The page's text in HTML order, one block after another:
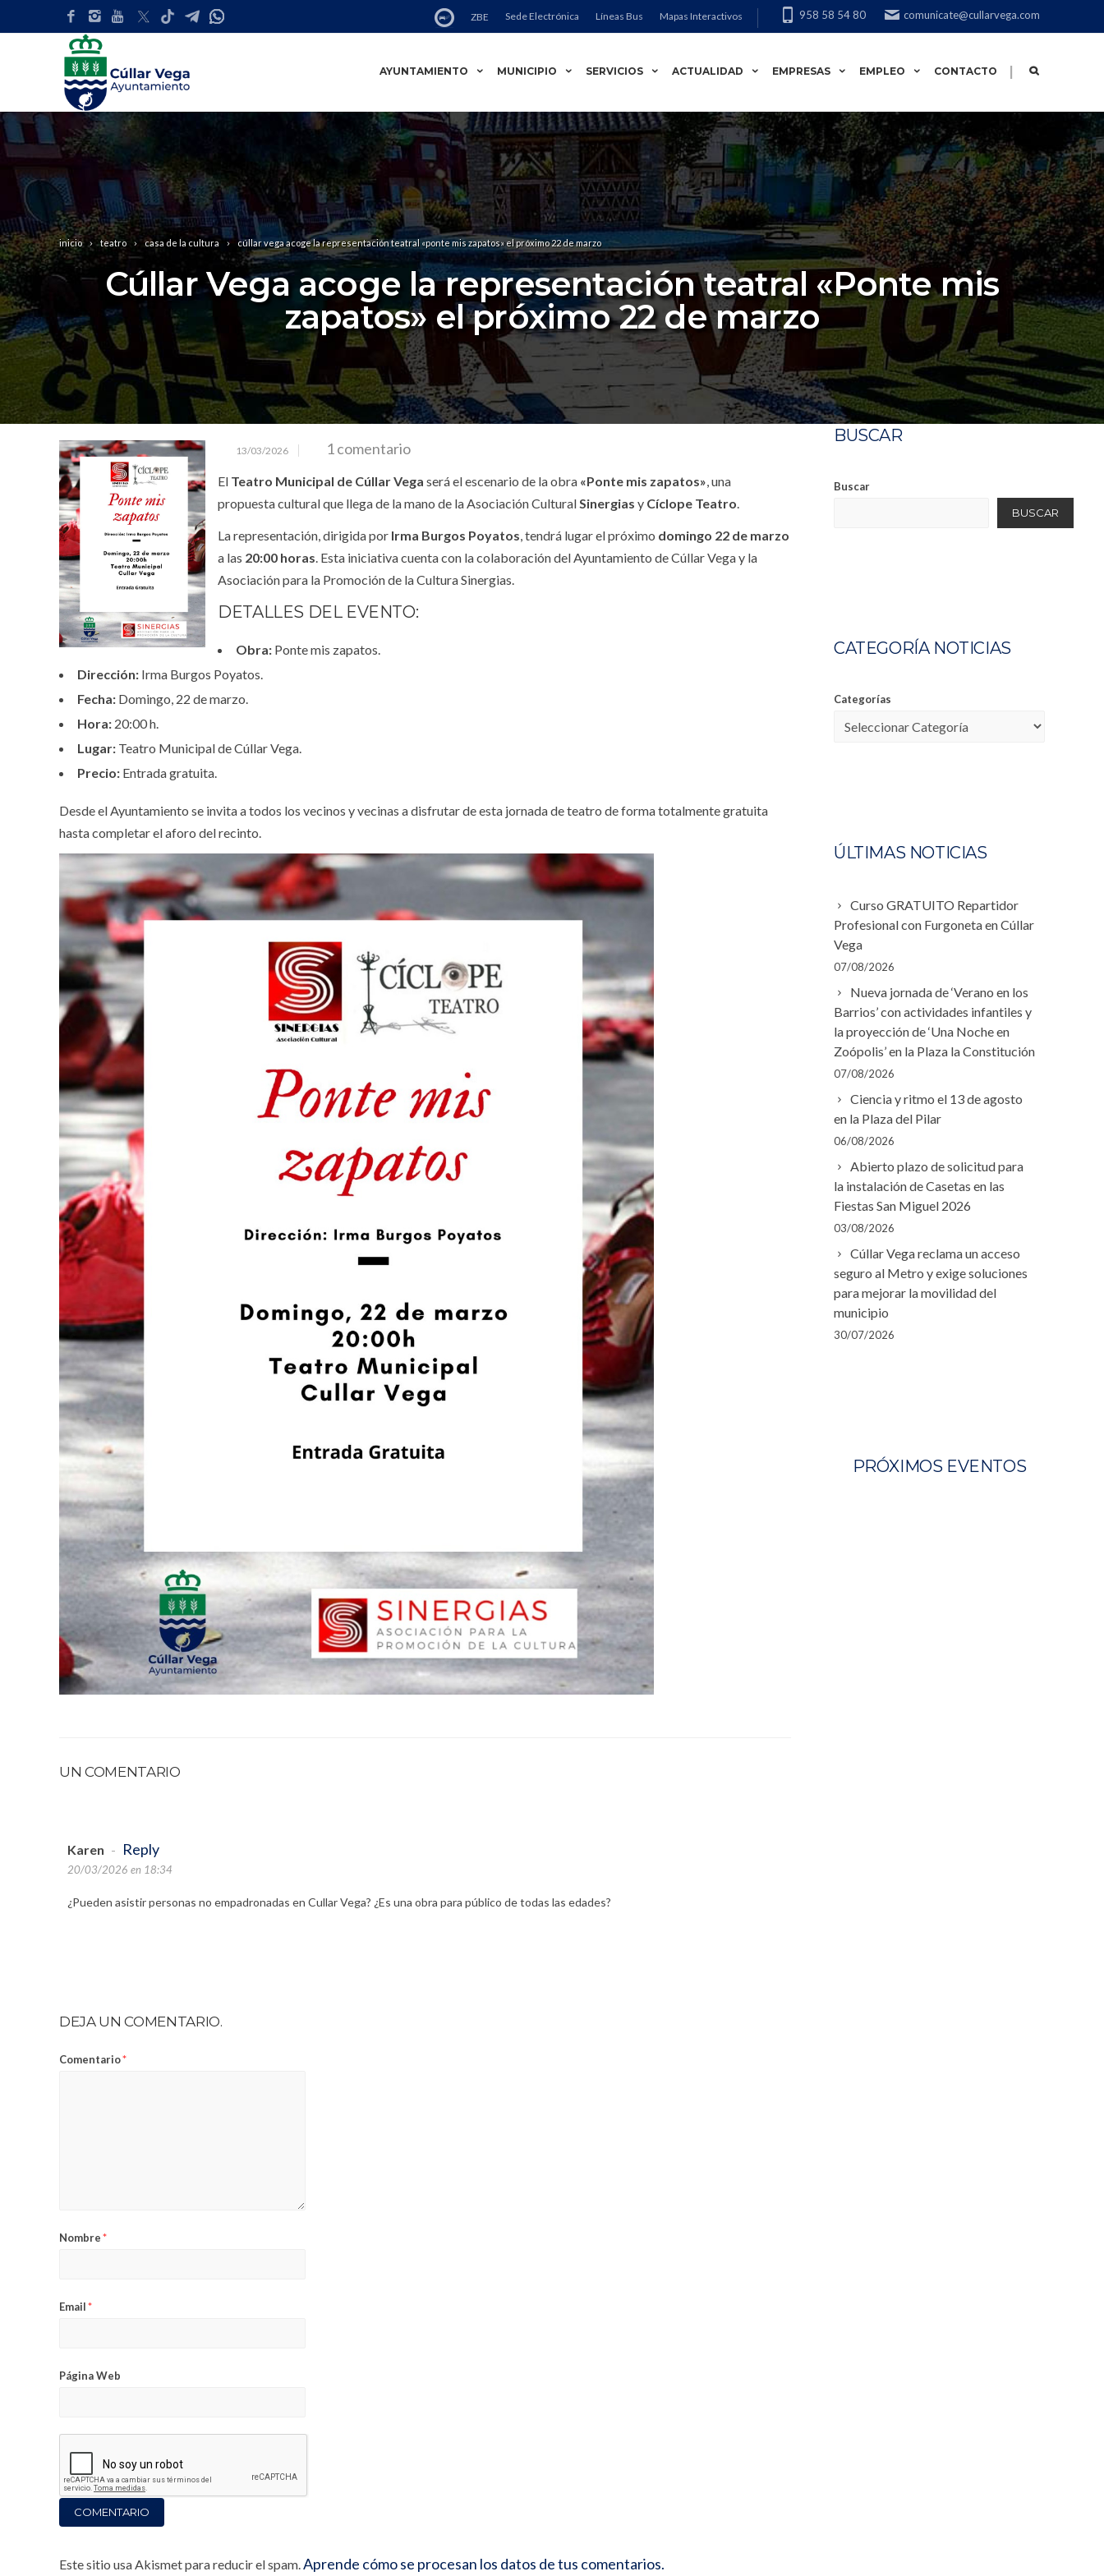
comunicate@cullarvega.com
958 58 54 80
ZBE Sede Electrónica Líneas Bus Mapas Interactivos
AYUNTAMIENTO MUNICIPIO SERVICIOS ACTUALIDAD EMPRESAS EMPLEO CONTACTO |
inicio teatro casa de la cultura cúllar vega acoge la representación teatral «ponte mis zapatos» el próximo 22 de marzo
Cúllar Vega acoge la representación teatral «Ponte mis
zapatos» el próximo 22 de marzo
13/03/2026 1 comentario
El Teatro Municipal de Cúllar Vega será el escenario de la obra «Ponte mis zapatos», una
propuesta cultural que llega de la mano de la Asociación CulturalSinergias y Cíclope Teatro.
La representación, dirigida por Irma Burgos Poyatos, tendrá lugar el próximo domingo 22 de marzo
a las 20:00 horas. Esta iniciativa cuenta con la colaboración del Ayuntamiento de Cúllar Vega y la
Asociación para la Promoción de la Cultura Sinergias.
DETALLES DEL EVENTO:
Obra: Ponte mis zapatos.
Dirección: Irma Burgos Poyatos.
Fecha: Domingo, 22 de marzo.
Hora: 20:00 h.
Lugar: Teatro Municipal de Cúllar Vega.
Precio: Entrada gratuita.
Desde el Ayuntamiento se invita a todos los vecinos y vecinas a disfrutar de esta jornada de teatro de forma totalmente gratuita
hasta completar el aforo del recinto.
UN COMENTARIO
Karen - Reply
20/03/2026 en 18:34
¿Pueden asistir personas no empadronadas en Cullar Vega? ¿Es una obra para público de todas las edades?
DEJA UN COMENTARIO.
Comentario*
Nombre*
Email*
Página Web
Este sitio usa Akismet para reducir el spam.Aprende cómo se procesan los datos de tus comentarios.
BUSCAR
Buscar
BUSCAR
CATEGORÍA NOTICIAS
Categorías
ÚLTIMAS NOTICIAS
Curso GRATUITO Repartidor
Profesional con Furgoneta en Cúllar
Vega
07/08/2026
Nueva jornada de ‘Verano en los
Barrios’ con actividades infantiles y
la proyección de ‘Una Noche en
Zoópolis’ en la Plaza la Constitución
07/08/2026
Ciencia y ritmo el 13 de agosto
en la Plaza del Pilar
06/08/2026
Abierto plazo de solicitud para
la instalación de Casetas en las
Fiestas San Miguel 2026
03/08/2026
Cúllar Vega reclama un acceso
seguro al Metro y exige soluciones
para mejorar la movilidad del
municipio
30/07/2026
PRÓXIMOS EVENTOS